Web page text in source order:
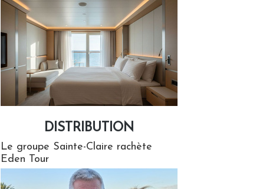
DISTRIBUTION
Le groupe Sainte-Claire rachète
Eden Tour